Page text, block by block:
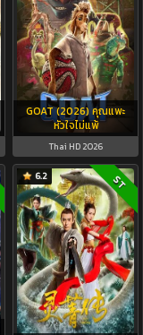
GOAT (2026) คุณแพะ
หัวใจไม่แพ้
Thai HD 2026
6.2 ST